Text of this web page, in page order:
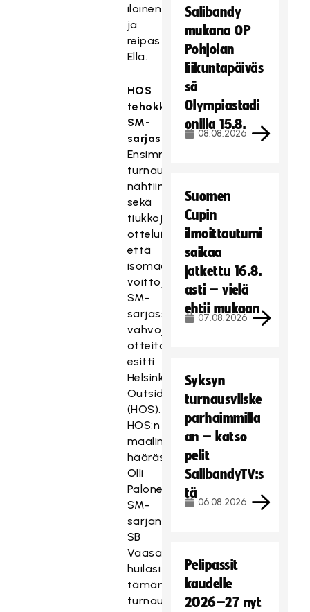
iloinen
ja
reipas
Ella.
HOS
tehokkaana
SM-
sarjassa
Ensimmäisessä
turnauksessa
nähtiin
sekä
tiukkoja
otteluita
että
isomaalisia
voittoja.
SM-
sarjassa
vahvoja
otteita
esitti
Helsinki
Outsiders
(HOS).
HOS:n
maalintykkinä
hääräsi
Olli
Palonen.
SM-
sarjan
SB
Vaasa
huilasi
tämän
turnauksen.
Salibandy
mukana OP
Pohjolan
liikuntapäiväs
sä
Olympiastadi
onilla 15.8.
08.08.2026
Suomen
Cupin
ilmoittautumi
saikaa
jatkettu 16.8.
asti – vielä
ehtii mukaan
07.08.2026
Syksyn
turnausvilske
parhaimmilla
an – katso
pelit
SalibandyTV:s
tä
06.08.2026
Pelipassit
kaudelle
2026–27 nyt